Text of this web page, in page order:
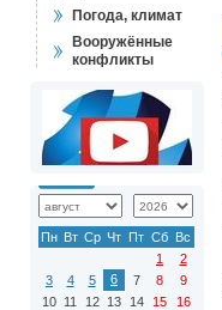
Погода, климат
Вооружённые
конфликты
Пн Вт Ср Чт Пт Сб Вс
1
2
3
4 5 6 7 8
9
10 11 12 13 14 15
16